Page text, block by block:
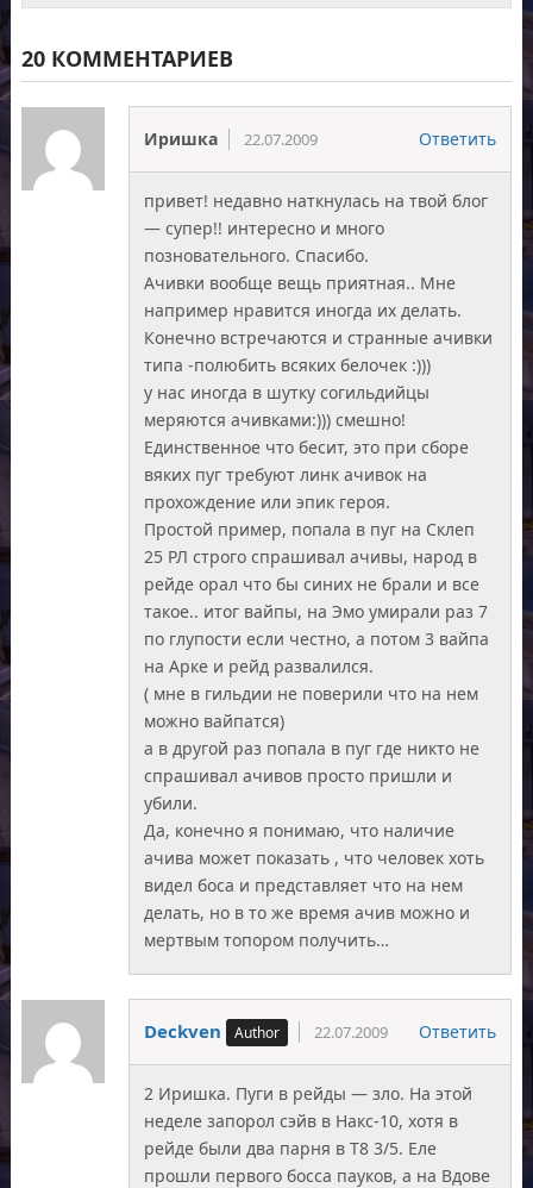
20 КОММЕНТАРИЕВ
Иришка 22.07.2009 Ответить
привет! недавно наткнулась на твой блог
— супер!! интересно и много
позновательного. Спасибо.
Ачивки вообще вещь приятная.. Мне
например нравится иногда их делать.
Конечно встречаются и странные ачивки
типа -полюбить всяких белочек :)))
у нас иногда в шутку согильдийцы
меряются ачивками:))) смешно!
Единственное что бесит, это при сборе
вяких пуг требуют линк ачивок на
прохождение или эпик героя.
Простой пример, попала в пуг на Склеп
25 РЛ строго спрашивал ачивы, народ в
рейде орал что бы синих не брали и все
такое.. итог вайпы, на Эмо умирали раз 7
по глупости если честно, а потом 3 вайпа
на Арке и рейд развалился.
( мне в гильдии не поверили что на нем
можно вайпатся)
а в другой раз попала в пуг где никто не
спрашивал ачивов просто пришли и
убили.
Да, конечно я понимаю, что наличие
ачива может показать , что человек хоть
видел боса и представляет что на нем
делать, но в то же время ачив можно и
мертвым топором получить…
Deckven 22.07.2009 Ответить
2 Иришка. Пуги в рейды — зло. На этой
неделе запорол сэйв в Накс-10, хотя в
рейде были два парня в T8 3/5. Еле
прошли первого босса пауков, а на Вдове